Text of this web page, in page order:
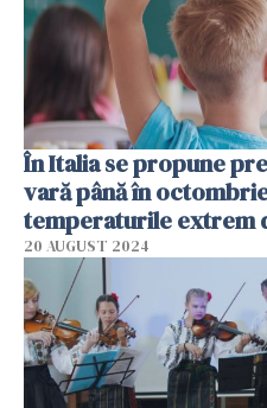
În Italia se propune
vară până în
temperaturile extrem
20 AUGUST 2024